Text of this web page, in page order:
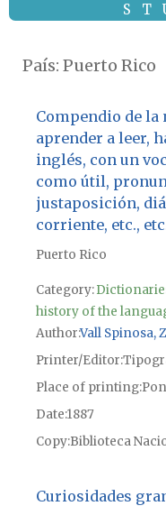
S
T
País: Puerto Rico
Compendio de
aprender a leer,
inglés, con un
como útil,
justaposición,
corriente, etc.,
Puerto Rico
Category:
history of the
AuthorVall Spinosa,
Printer/Editor
Place of printing
Date1887
CopyBiblioteca
Curiosidades